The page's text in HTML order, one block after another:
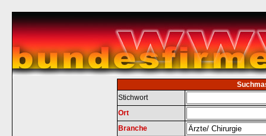
Stichwort
Ort
Branche